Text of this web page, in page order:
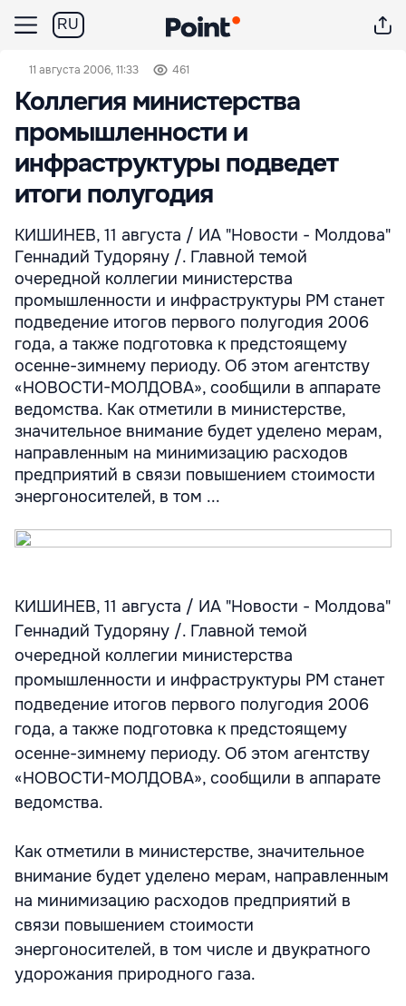
RU
11 августа 2006, 11:33 461
Коллегия министерства
промышленности и
инфраструктуры подведет
итоги полугодия
КИШИНЕВ, 11 августа / ИА "Новости - Молдова"
Геннадий Тудоряну /. Главной темой
очередной коллегии министерства
промышленности и инфраструктуры РМ станет
подведение итогов первого полугодия 2006
года, а также подготовка к предстоящему
осенне-зимнему периоду. Об этом агентству
«НОВОСТИ-МОЛДОВА», сообщили в аппарате
ведомства. Как отметили в министерстве,
значительное внимание будет уделено мерам,
направленным на минимизацию расходов
предприятий в связи повышением стоимости
энергоносителей, в том ...
КИШИНЕВ, 11 августа / ИА "Новости - Молдова"
Геннадий Тудоряну /. Главной темой
очередной коллегии министерства
промышленности и инфраструктуры РМ станет
подведение итогов первого полугодия 2006
года, а также подготовка к предстоящему
осенне-зимнему периоду. Об этом агентству
«НОВОСТИ-МОЛДОВА», сообщили в аппарате
ведомства.
Как отметили в министерстве, значительное
внимание будет уделено мерам, направленным
на минимизацию расходов предприятий в
связи повышением стоимости
энергоносителей, в том числе и двукратного
удорожания природного газа.